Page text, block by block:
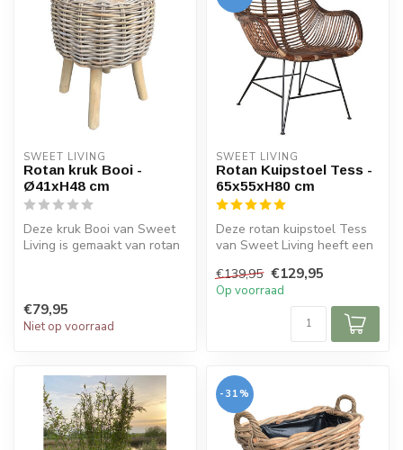
SWEET LIVING
Rotan kruk Booi -
Ø41xH48 cm
Deze kruk Booi van Sweet
Living is gemaakt van rotan
€79,95
Niet op voorraad
SWEET LIVING
Rotan Kuipstoel Tess -
65x55xH80 cm
Deze rotan kuipstoel Tess
van Sweet Living heeft een
k...
€139,95 €129,95
Op voorraad
-31%